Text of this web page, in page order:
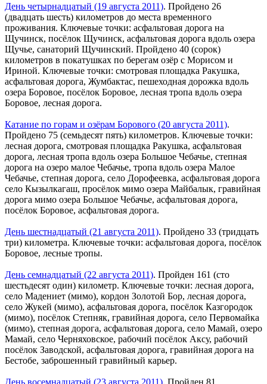
День четырнадцатый (19 августа 2011). Пройдено 26
(двадцать шесть) километров до места временного
проживания. Ключевые точки: асфальтовая дорога на
Щучинск, посёлок Щучинск, асфальтовая дорога вдоль озера
Щучье, санаторий Щучинский. Пройдено 40 (сорок)
километров в покатушках по берегам озёр с Морисом и
Ириной. Ключевые точки: смотровая площадка Ракушка,
асфальтовая дорога, Жумбактас, пешеходная дорожка вдоль
озера Боровое, посёлок Боровое, лесная тропа вдоль озера
Боровое, лесная дорога.
Катание по горам и озёрам Борового (20 августа 2011).
Пройдено 75 (семьдесят пять) километров. Ключевые точки:
лесная дорога, смотровая площадка Ракушка, асфальтовая
дорога, лесная тропа вдоль озера Большое Чебачье, степная
дорога на озеро малое Чебачье, тропа вдоль озера Малое
Чебачье, степная дорога, село Дорофеевка, асфальтовая дорога
село Кызылкагаш, просёлок мимо озера Майбалык, гравийная
дорога мимо озера Большое Чебачье, асфальтовая дорога,
посёлок Боровое, асфальтовая дорога.
День шестнадцатый (21 августа 2011). Пройдено 33 (тридцать
три) километра. Ключевые точки: асфальтовая дорога, посёлок
Боровое, лесные тропы.
День семнадцатый (22 августа 2011). Пройден 161 (сто
шестьдесят один) километр. Ключевые точки: лесная дорога,
село Мадениет (мимо), кордон Золотой Бор, лесная дорога,
село Жукей (мимо), асфальтовая дорога, посёлок Казгородок
(мимо), посёлок Степняк, гравийная дорога, село Первомайка
(мимо), степная дорога, асфальтовая дорога, село Мамай, озеро
Мамай, село Черняховское, рабочий посёлок Аксу, рабочий
посёлок Заводской, асфальтовая дорога, гравийная дорога на
Бестобе, заброшенный гравийный карьер.
День восемнадцатый (23 августа 2011). Пройден 81